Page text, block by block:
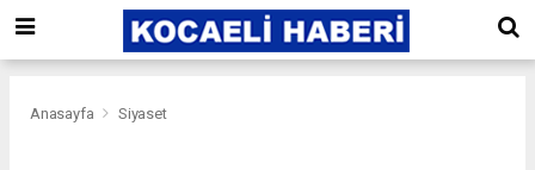
Anasayfa Siyaset